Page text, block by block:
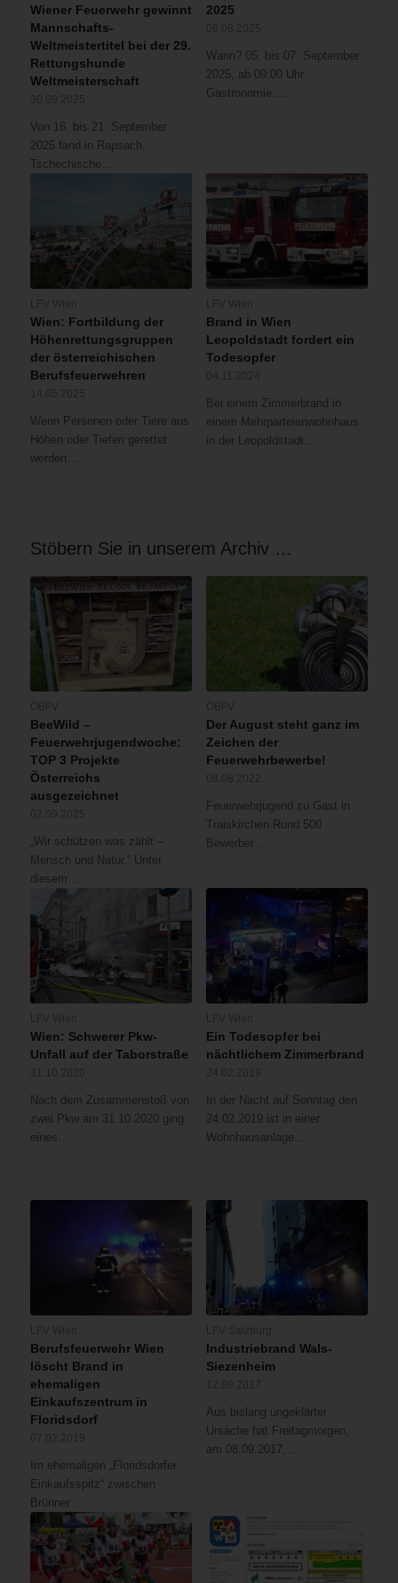
Wiener Feuerwehr gewinnt
Mannschafts-
Weltmeistertitel bei der 29.
Rettungshunde
Weltmeisterschaft
Von 16. bis 21. September
2025 fand in Rapsach,
Tschechische…
2025
Wann? 05. bis 07. September
2025, ab 09:00 Uhr
Gastronomie:…
Wien: Fortbildung der
Höhenrettungsgruppen
der österreichischen
Berufsfeuerwehren
Wenn Personen oder Tiere aus
Höhen oder Tiefen gerettet
werden…
Brand in Wien
Leopoldstadt fordert ein
Todesopfer
Bei einem Zimmerbrand in
einem Mehrparteienwohnhaus
in der Leopoldstadt…
Stöbern Sie in unserem Archiv …
BeeWild –
Feuerwehrjugendwoche:
TOP 3 Projekte
Österreichs
ausgezeichnet
„Wir schützen was zählt –
Mensch und Natur.“ Unter
diesem…
Der August steht ganz im
Zeichen der
Feuerwehrbewerbe!
Feuerwehrjugend zu Gast in
Traiskirchen Rund 500
Bewerber…
Wien: Schwerer Pkw-
Unfall auf der Taborstraße
Nach dem Zusammenstoß von
zwei Pkw am 31.10.2020 ging
eines…
Ein Todesopfer bei
nächtlichem Zimmerbrand
In der Nacht auf Sonntag den
24.02.2019 ist in einer
Wohnhausanlage…
Berufsfeuerwehr Wien
löscht Brand in
ehemaligen
Einkaufszentrum in
Floridsdorf
Im ehemaligen „Floridsdorfer
Einkaufsspitz“ zwischen
Brünner…
Industriebrand Wals-
Siezenheim
Aus bislang ungeklärter
Ursache hat Freitagmorgen,
am 08.09.2017,…